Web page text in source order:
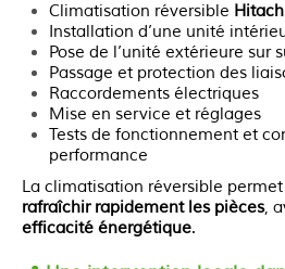
Climatisation réversible
Installation d’une unité
Pose de l’unité extérieure sur
Passage et protection des
Raccordements électriques
Mise en service et réglages
Tests de fonctionnement et contrôles de
performance
La climatisation réversible
rafraîchir rapidement les pièces,
efficacité énergétique.